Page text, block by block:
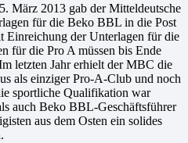
März 2013 gab der Mitteldeutsche
für die Beko BBL in die Post
Einreichung der Unterlagen für die
für die Pro A müssen bis Ende
letzten Jahr erhielt der MBC die
als einziger Pro-A-Club und noch
sportliche Qualifikation war
auch Beko BBL-Geschäftsführer
aus dem Osten ein solides